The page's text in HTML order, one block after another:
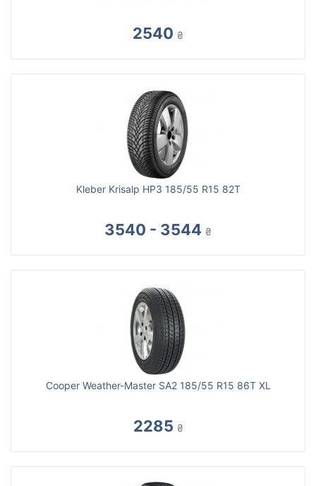
2540 ₴
Kleber Krisalp HP3 185/55 R15 82T
3540 - 3544 ₴
Cooper Weather-Master SA2 185/55 R15 86T XL
2285 ₴